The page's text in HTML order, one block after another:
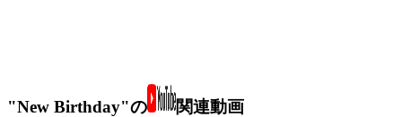
"New Birthday"の 関連動画